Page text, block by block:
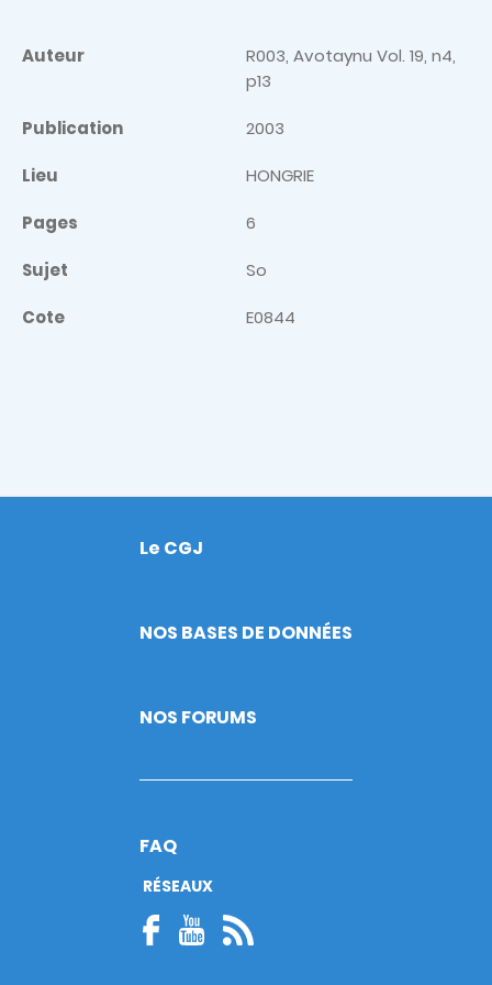
Auteur
R003, Avotaynu Vol. 19, n4,
p13
Publication 2003
Lieu HONGRIE
Pages 6
Sujet So
Cote E0844
Footer
Le CGJ
NOS BASES DE DONNÉES
NOS FORUMS
FAQ
RÉSEAUX